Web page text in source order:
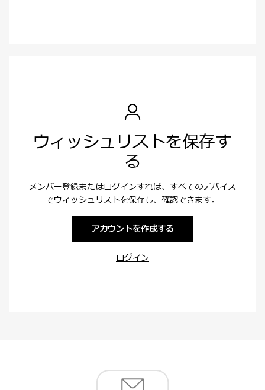
ウィッシュリストを保存す
る
メンバー登録またはログインすれば、すべてのデバイス
でウィッシュリストを保存し、確認できます。
アカウントを作成する
ログイン